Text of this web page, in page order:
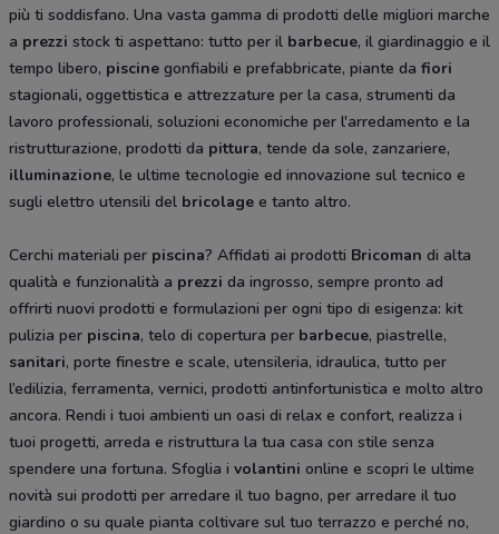
più ti soddisfano. Una vasta gamma di prodotti delle migliori marche
a prezzi stock ti aspettano: tutto per il barbecue, il giardinaggio e il
tempo libero, piscine gonfiabili e prefabbricate, piante da fiori
stagionali, oggettistica e attrezzature per la casa, strumenti da
lavoro professionali, soluzioni economiche per l'arredamento e la
ristrutturazione, prodotti da pittura, tende da sole, zanzariere,
illuminazione, le ultime tecnologie ed innovazione sul tecnico e
sugli elettro utensili del bricolage e tanto altro.
Cerchi materiali per piscina? Affidati ai prodotti Bricoman di alta
qualità e funzionalità a prezzi da ingrosso, sempre pronto ad
offrirti nuovi prodotti e formulazioni per ogni tipo di esigenza: kit
pulizia per piscina, telo di copertura per barbecue, piastrelle,
sanitari, porte finestre e scale, utensileria, idraulica, tutto per
l’edilizia, ferramenta, vernici, prodotti antinfortunistica e molto altro
ancora. Rendi i tuoi ambienti un oasi di relax e confort, realizza i
tuoi progetti, arreda e ristruttura la tua casa con stile senza
spendere una fortuna. Sfoglia i volantini online e scopri le ultime
novità sui prodotti per arredare il tuo bagno, per arredare il tuo
giardino o su quale pianta coltivare sul tuo terrazzo e perché no,